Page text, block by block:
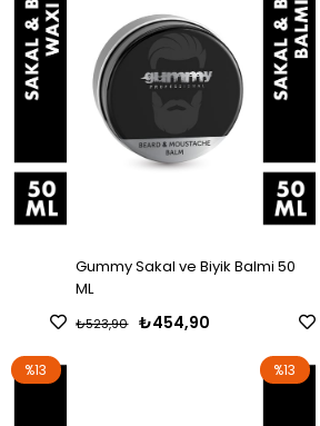
Gummy Sakal ve Biyik Balmi 50
ML
₺454,90
₺523,90
%13 %13